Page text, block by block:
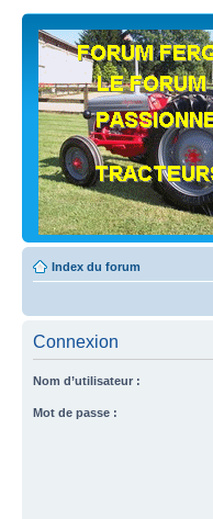
Index du forum
Connexion
Nom d’utilisateur :
Mot de passe :